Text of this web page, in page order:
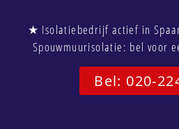
★ Isolatiebedrijf actief in
Spouwmuurisolatie: bel voor
Bel: 020-